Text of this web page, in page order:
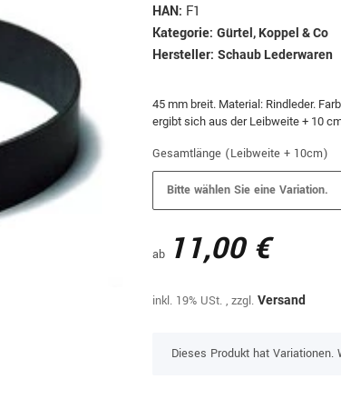
HAN: F1
Kategorie: Gürtel, Koppel & Co
Hersteller: Schaub Lederwaren
45 mm breit. Material: Rindleder.
ergibt sich aus der Leibweite + 10
Gesamtlänge (Leibweite + 10cm)
Bitte wählen Sie eine Variation.
ab 11,00 €
inkl. 19% USt. , zzgl. Versand
xDieses Produkt hat